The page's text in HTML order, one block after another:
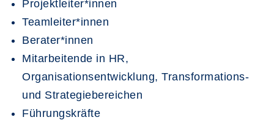
Projektleiter*innen​
Teamleiter*innen
Berater*innen
Mitarbeitende in HR,
Organisationsentwicklung, Transformations-
und Strategiebereichen
Führungskräfte